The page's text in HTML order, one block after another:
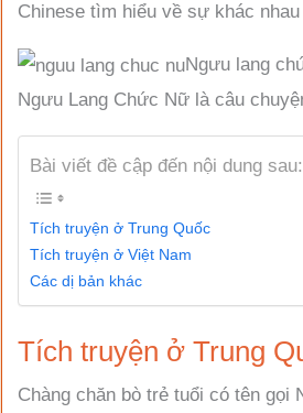
Chinese tìm hiểu về sự khác
Ngưu lang
Ngưu Lang Chức Nữ là câu
Bài viết đề cập đến nội dung
Tích truyện ở Trung Quốc
Tích truyện ở Việt Nam
Các dị bản khác
Tích truyện ở Trung
Chàng chăn bò trẻ tuổi có tên gọi